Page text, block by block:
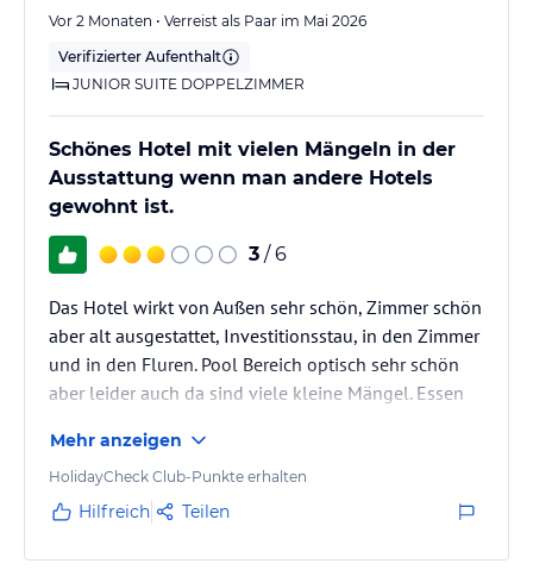
Vor 2 Monaten • Verreist als Paar im Mai 2026
Verifizierter Aufenthalt
JUNIOR SUITE DOPPELZIMMER
Schönes Hotel mit vielen Mängeln in der
Ausstattung wenn man andere Hotels
gewohnt ist.
3 / 6
Das Hotel wirkt von Außen sehr schön, Zimmer schön
aber alt ausgestattet, Investitionsstau, in den Zimmer
und in den Fluren. Pool Bereich optisch sehr schön
aber leider auch da sind viele kleine Mängel. Essen
Mehr anzeigen
HolidayCheck Club-Punkte erhalten
Hilfreich Teilen